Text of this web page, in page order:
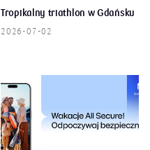
Tropikalny triathlon w Gdańsku
2026-07-02